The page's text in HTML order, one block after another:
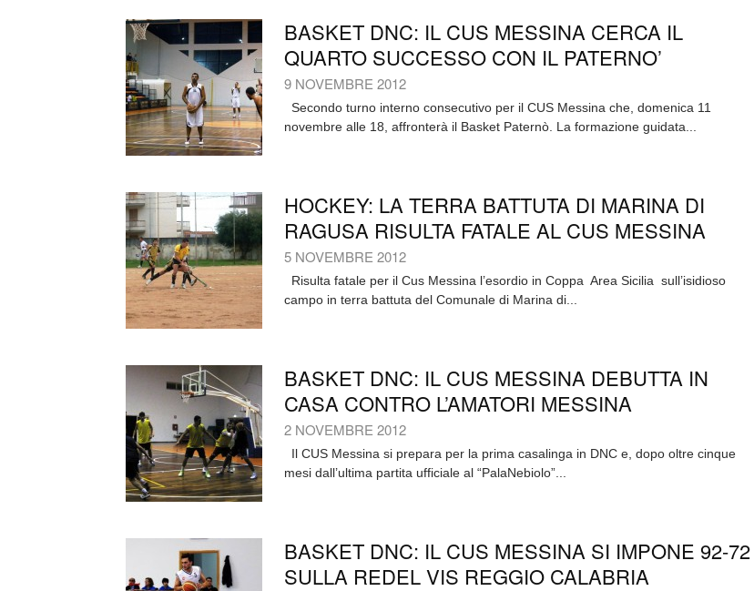
BASKET DNC: IL CUS MESSINA CERCA IL
QUARTO SUCCESSO CON IL PATERNO’
9 NOVEMBRE 2012
Secondo turno interno consecutivo per il CUS Messina che, domenica 11
novembre alle 18, affronterà il Basket Paternò. La formazione guidata...
HOCKEY: LA TERRA BATTUTA DI MARINA DI
RAGUSA RISULTA FATALE AL CUS MESSINA
5 NOVEMBRE 2012
Risulta fatale per il Cus Messina l’esordio in Coppa Area Sicilia sull’isidioso
campo in terra battuta del Comunale di Marina di...
BASKET DNC: IL CUS MESSINA DEBUTTA IN
CASA CONTRO L’AMATORI MESSINA
2 NOVEMBRE 2012
Il CUS Messina si prepara per la prima casalinga in DNC e, dopo oltre cinque
mesi dall’ultima partita ufficiale al “PalaNebiolo”...
BASKET DNC: IL CUS MESSINA SI IMPONE 92-72
SULLA REDEL VIS REGGIO CALABRIA